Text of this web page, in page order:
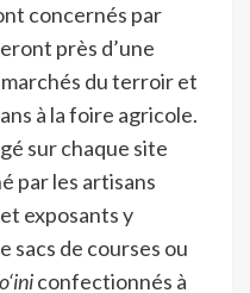
concernés par
près d’une
du terroir et
à la foire agricole.
sur chaque site
par les artisans
exposants y
de courses ou
confectionnés à